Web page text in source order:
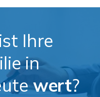
ist Ihre
in
wert?